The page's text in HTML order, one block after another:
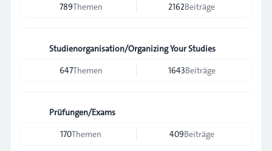
789Themen 2162Beiträge
Studienorganisation/Organizing Your Studies
647Themen 1643Beiträge
Prüfungen/Exams
170Themen 409Beiträge